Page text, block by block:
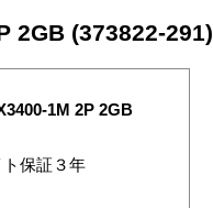
2GB (373822-291)
1M 2P 2GB
保証３年